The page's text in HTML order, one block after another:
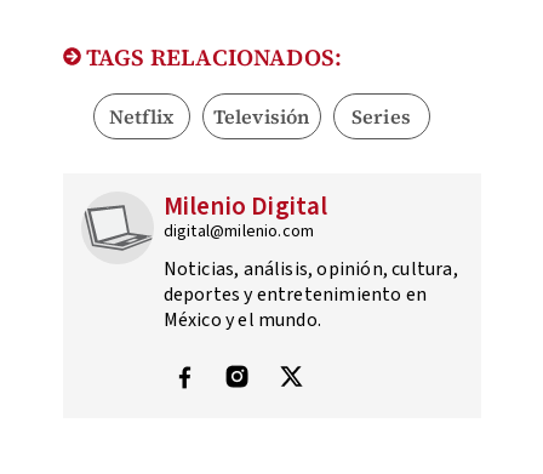
TAGS RELACIONADOS:
Netflix Televisión Series
Milenio Digital
digital@milenio.com
Noticias, análisis, opinión, cultura,
deportes y entretenimiento en
México y el mundo.